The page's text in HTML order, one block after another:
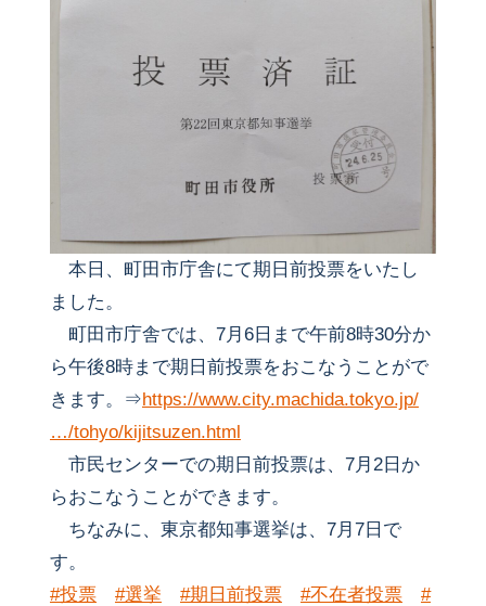
本日、町田市庁舎にて期日前投票をいたし
ました。
町田市庁舎では、7月6日まで午前8時30分か
ら午後8時まで期日前投票をおこなうことがで
きます。⇒https://www.city.machida.tokyo.jp/
…/tohyo/kijitsuzen.html
市民センターでの期日前投票は、7月2日か
らおこなうことができます。
ちなみに、東京都知事選挙は、7月7日で
す。
#投票
#選挙 #期日前投票 #不在者投票
#